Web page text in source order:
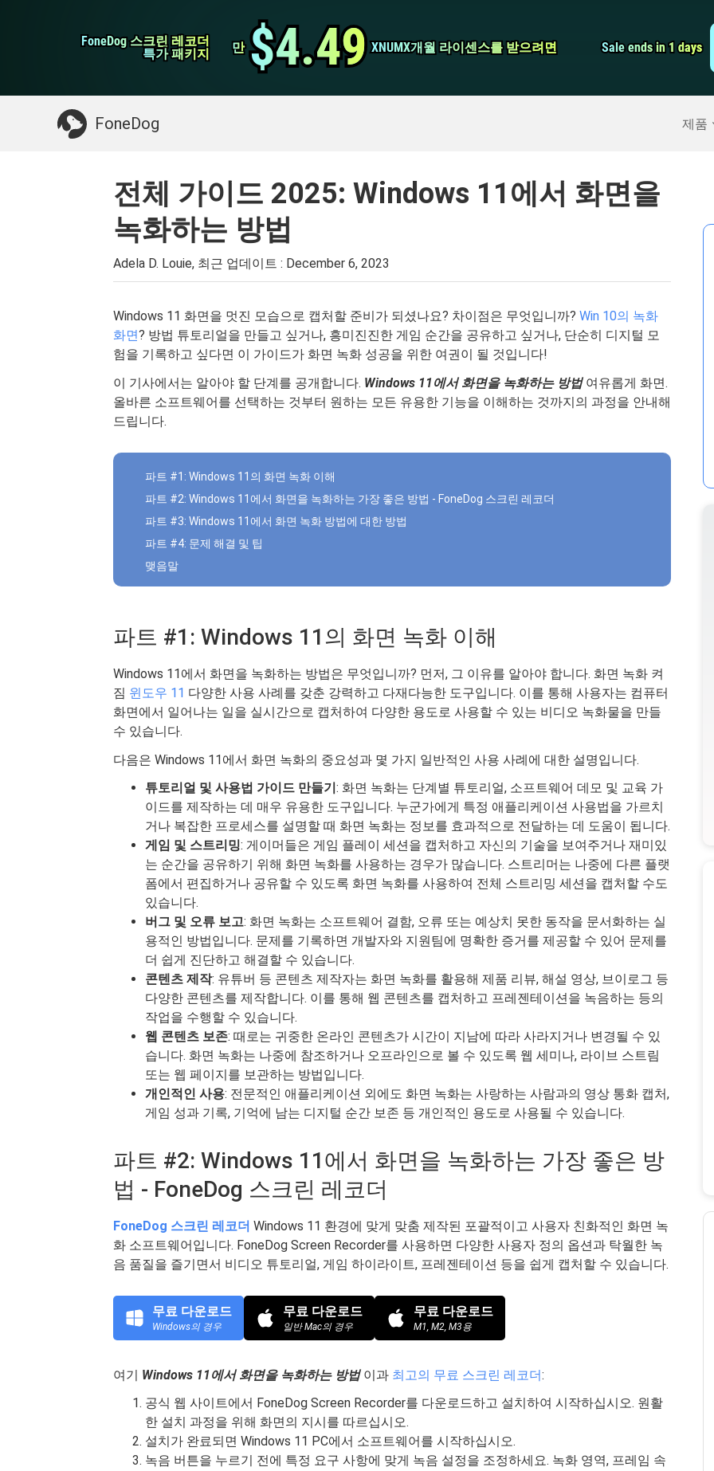
FoneDog 스크린 레코더
FoneDog 스크린 레코더
특가 패키지
특가 패키지 만
만 $4.49
$4.49 XNUMX개월 라이센스를 받으려면
XNUMX개월 라이센스를 받으려면 Sale ends in 1 days
Sale ends in 1 days
FoneDog 제품
iPhone 클리너 스크린 레코더
필요한 것 : Mac 정리
전체 가이드 2025: Windows 11에서 화면을
녹화하는 방법
Adela D. Louie, 최근 업데이트 : December 6, 2023
Windows 11 화면을 멋진 모습으로 캡처할 준비가 되셨나요? 차이점은 무엇입니까? Win 10의 녹화
화면? 방법 튜토리얼을 만들고 싶거나, 흥미진진한 게임 순간을 공유하고 싶거나, 단순히 디지털 모
험을 기록하고 싶다면 이 가이드가 화면 녹화 성공을 위한 여권이 될 것입니다!
이 기사에서는 알아야 할 단계를 공개합니다. Windows 11에서 화면을 녹화하는 방법여유롭게 화면.
올바른 소프트웨어를 선택하는 것부터 원하는 모든 유용한 기능을 이해하는 것까지의 과정을 안내해
드립니다.
파트 #1: Windows 11의 화면 녹화 이해
파트 #2: Windows 11에서 화면을 녹화하는 가장 좋은 방법 - FoneDog 스크린 레코더
파트 #3: Windows 11에서 화면 녹화 방법에 대한 방법
파트 #4: 문제 해결 및 팁
맺음말
파트 #1: Windows 11의 화면 녹화 이해
Windows 11에서 화면을 녹화하는 방법은 무엇입니까? 먼저, 그 이유를 알아야 합니다. 화면 녹화 켜
짐 윈도우 11 다양한 사용 사례를 갖춘 강력하고 다재다능한 도구입니다. 이를 통해 사용자는 컴퓨터
화면에서 일어나는 일을 실시간으로 캡처하여 다양한 용도로 사용할 수 있는 비디오 녹화물을 만들
수 있습니다.
다음은 Windows 11에서 화면 녹화의 중요성과 몇 가지 일반적인 사용 사례에 대한 설명입니다.
튜토리얼 및 사용법 가이드 만들기: 화면 녹화는 단계별 튜토리얼, 소프트웨어 데모 및 교육 가
이드를 제작하는 데 매우 유용한 도구입니다. 누군가에게 특정 애플리케이션 사용법을 가르치
거나 복잡한 프로세스를 설명할 때 화면 녹화는 정보를 효과적으로 전달하는 데 도움이 됩니다.
게임 및 스트리밍: 게이머들은 게임 플레이 세션을 캡처하고 자신의 기술을 보여주거나 재미있
는 순간을 공유하기 위해 화면 녹화를 사용하는 경우가 많습니다. 스트리머는 나중에 다른 플랫
폼에서 편집하거나 공유할 수 있도록 화면 녹화를 사용하여 전체 스트리밍 세션을 캡처할 수도
있습니다.
버그 및 오류 보고: 화면 녹화는 소프트웨어 결함, 오류 또는 예상치 못한 동작을 문서화하는 실
용적인 방법입니다. 문제를 기록하면 개발자와 지원팀에 명확한 증거를 제공할 수 있어 문제를
더 쉽게 진단하고 해결할 수 있습니다.
콘텐츠 제작: 유튜버 등 콘텐츠 제작자는 화면 녹화를 활용해 제품 리뷰, 해설 영상, 브이로그 등
다양한 콘텐츠를 제작합니다. 이를 통해 웹 콘텐츠를 캡처하고 프레젠테이션을 녹음하는 등의
작업을 수행할 수 있습니다.
웹 콘텐츠 보존: 때로는 귀중한 온라인 콘텐츠가 시간이 지남에 따라 사라지거나 변경될 수 있
습니다. 화면 녹화는 나중에 참조하거나 오프라인으로 볼 수 있도록 웹 세미나, 라이브 스트림
또는 웹 페이지를 보관하는 방법입니다.
개인적인 사용: 전문적인 애플리케이션 외에도 화면 녹화는 사랑하는 사람과의 영상 통화 캡처,
게임 성과 기록, 기억에 남는 디지털 순간 보존 등 개인적인 용도로 사용될 수 있습니다.
파트 #2: Windows 11에서 화면을 녹화하는 가장 좋은 방
법 - FoneDog 스크린 레코더
FoneDog 스크린 레코더 Windows 11 환경에 맞게 맞춤 제작된 포괄적이고 사용자 친화적인 화면 녹
화 소프트웨어입니다. FoneDog Screen Recorder를 사용하면 다양한 사용자 정의 옵션과 탁월한 녹
음 품질을 즐기면서 비디오 튜토리얼, 게임 하이라이트, 프레젠테이션 등을 쉽게 캡처할 수 있습니다.
무료 다운로드
Windows의 경우
무료 다운로드
일반 Mac의 경우
무료 다운로드
M1, M2, M3용
여기 Windows 11에서 화면을 녹화하는 방법이과 최고의 무료 스크린 레코더:
공식 웹 사이트에서 FoneDog Screen Recorder를 다운로드하고 설치하여 시작하십시오. 원활
한 설치 과정을 위해 화면의 지시를 따르십시오.
설치가 완료되면 Windows 11 PC에서 소프트웨어를 시작하십시오.
녹음 버튼을 누르기 전에 특정 요구 사항에 맞게 녹음 설정을 조정하세요. 녹화 영역, 프레임 속